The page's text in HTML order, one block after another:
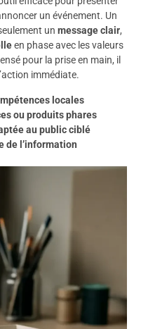
un événement. Un
un message clair,
en phase avec les valeurs
pour la prise en main, il
immédiate.
locales
ou produits phares
au public ciblé
de l’information